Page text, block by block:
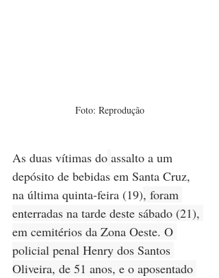
Foto: Reprodução
As duas vítimas do assalto a um
depósito de bebidas em Santa Cruz,
na última quinta-feira (19), foram
enterradas na tarde deste sábado (21),
em cemitérios da Zona Oeste. O
policial penal Henry dos Santos
Oliveira, de 51 anos, e o aposentado